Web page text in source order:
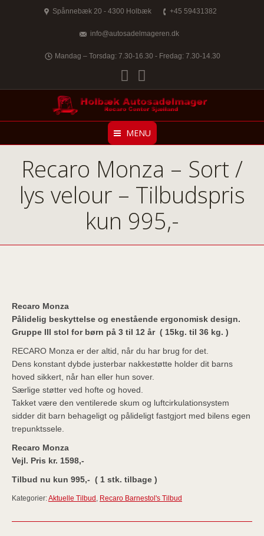
Spånnebæk 20 - 4300 Holbæk +45 59431382
info@autosadelmageren.dk
Mandag – Torsdag: 7.30-16.30 - Fredag: 7.30-14.30
Facebook
MENU
Recaro Monza – Sort /
lys velour – Tilbudspris
kun 995,-
Recaro Monza
Pålidelig beskyttelse og enestående ergonomisk design.
Gruppe III stol for børn på 3 til 12 år ( 15kg. til 36 kg. )
RECARO Monza er der altid, når du har brug for det.
Dens konstant dybde justerbar nakkestøtte holder dit barns
hoved sikkert, når han eller hun sover.
Særlige støtter ved hofte og hoved.
Takket være den ventilerede skum og luftcirkulationsystem
sidder dit barn behageligt og pålideligt fastgjort med bilens egen
trepunktssele.
Recaro Monza
Vejl. Pris kr. 1598,-
Tilbud nu kun 995,- ( 1 stk. tilbage )
Kategorier:Aktuelle Tilbud , Recaro Barnestol's Tilbud